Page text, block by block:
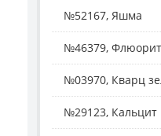
№52167, Яшма
№46379, Флюорит
№03970, Кварц
№29123, Кальцит